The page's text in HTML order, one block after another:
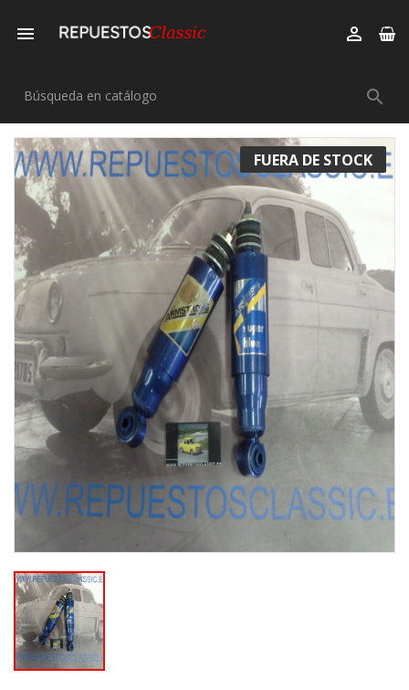
 

FUERA DE STOCK